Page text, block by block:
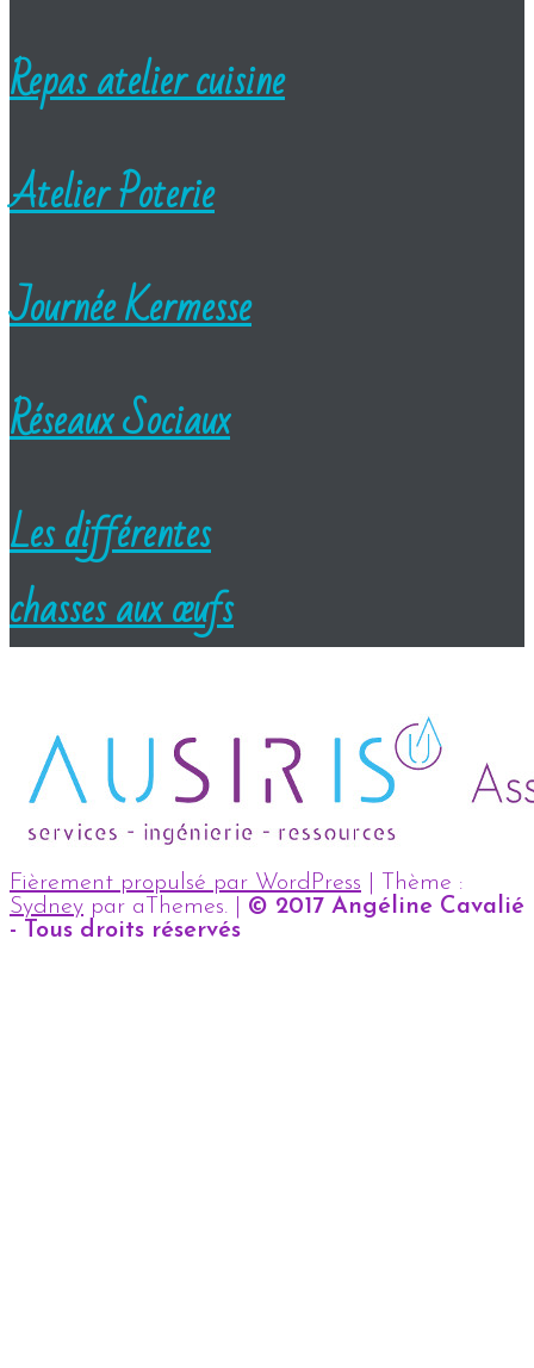
Repas atelier cuisine
Atelier Poterie
Journée Kermesse
Réseaux Sociaux
Les différentes
chasses aux œufs
Fièrement propulsé par WordPress
Thème :
Sydney par aThemes.
© 2017 Angéline Cavalié
- Tous droits réservés